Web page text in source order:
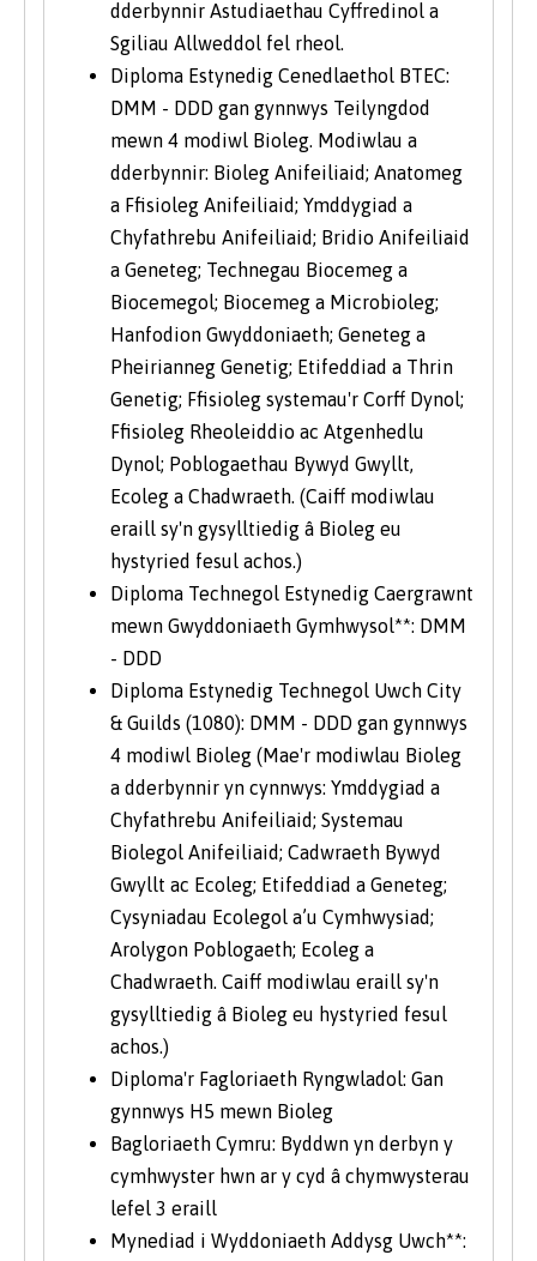
dderbynnir Astudiaethau Cyffredinol a
Sgiliau Allweddol fel rheol.
Diploma Estynedig Cenedlaethol BTEC:
DMM - DDD gan gynnwys Teilyngdod
mewn 4 modiwl Bioleg. Modiwlau a
dderbynnir: Bioleg Anifeiliaid; Anatomeg
a Ffisioleg Anifeiliaid; Ymddygiad a
Chyfathrebu Anifeiliaid; Bridio Anifeiliaid
a Geneteg; Technegau Biocemeg a
Biocemegol; Biocemeg a Microbioleg;
Hanfodion Gwyddoniaeth; Geneteg a
Pheirianneg Genetig; Etifeddiad a Thrin
Genetig; Ffisioleg systemau'r Corff Dynol;
Ffisioleg Rheoleiddio ac Atgenhedlu
Dynol; Poblogaethau Bywyd Gwyllt,
Ecoleg a Chadwraeth. (Caiff modiwlau
eraill sy'n gysylltiedig â Bioleg eu
hystyried fesul achos.)
Diploma Technegol Estynedig Caergrawnt
mewn Gwyddoniaeth Gymhwysol**: DMM
- DDD
Diploma Estynedig Technegol Uwch City
& Guilds (1080): DMM - DDD gan gynnwys
4 modiwl Bioleg (Mae'r modiwlau Bioleg
a dderbynnir yn cynnwys: Ymddygiad a
Chyfathrebu Anifeiliaid; Systemau
Biolegol Anifeiliaid; Cadwraeth Bywyd
Gwyllt ac Ecoleg; Etifeddiad a Geneteg;
Cysyniadau Ecolegol a’u Cymhwysiad;
Arolygon Poblogaeth; Ecoleg a
Chadwraeth. Caiff modiwlau eraill sy'n
gysylltiedig â Bioleg eu hystyried fesul
achos.)
Diploma'r Fagloriaeth Ryngwladol: Gan
gynnwys H5 mewn Bioleg
Bagloriaeth Cymru: Byddwn yn derbyn y
cymhwyster hwn ar y cyd â chymwysterau
lefel 3 eraill
Mynediad i Wyddoniaeth Addysg Uwch**: